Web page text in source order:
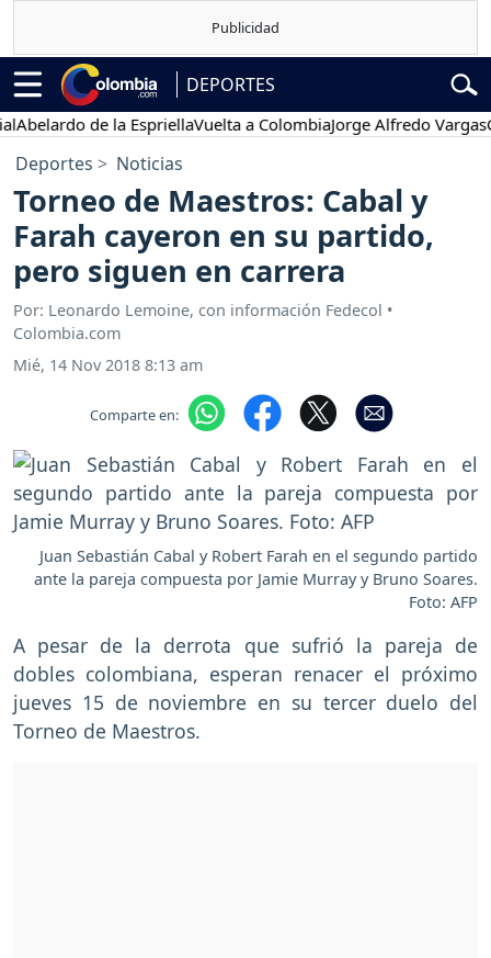
DEPORTES
de la EspriellaVuelta a ColombiaJorge Alfredo Vargas
Deportes Noticias
Torneo de Maestros: Cabal y
Farah cayeron en su partido,
pero siguen en carrera
Por: Leonardo Lemoine, con información Fedecol •
Colombia.com
Mié, 14 Nov 2018 8:13 am
Comparte en:
Juan Sebastián Cabal y Robert Farah en el segundo partido
ante la pareja compuesta por Jamie Murray y Bruno Soares.
Foto: AFP
A pesar de la derrota que sufrió la pareja de
dobles colombiana, esperan renacer el próximo
jueves 15 de noviembre en su tercer duelo del
Torneo de Maestros.